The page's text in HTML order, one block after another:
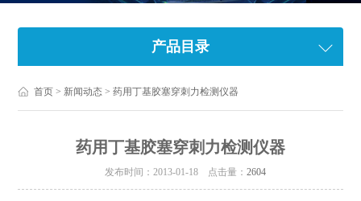
产品目录
首页 > 新闻动态 > 药用丁基胶塞穿刺力检测仪器
药用丁基胶塞穿刺力检测仪器
发布时间：2013-01-18 点击量： 2604